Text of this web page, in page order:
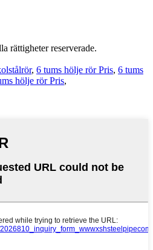
rättigheter reserverade.
, 6 tums hölje rör Pris, 6 tums
hölje rör Pris,